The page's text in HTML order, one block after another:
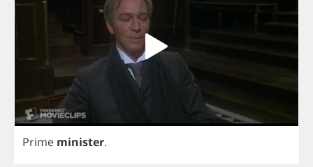
Prime minister.